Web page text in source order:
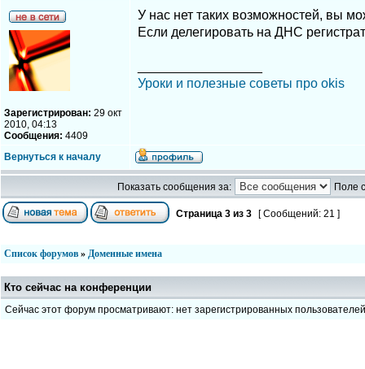
Зарегистрирован: 29 окт
2010, 04:13
Сообщения: 4409
У нас нет таких возможностей, вы
Если делегировать на ДНС
Уроки и полезные советы про okis
Вернуться к началу
Показать сообщения за: Поле
Страница 3 из 3 [ Сообщений: 21 ]
Список форумов » Доменные имена
Кто сейчас на конференции
Сейчас этот форум просматривают: нет зарегистрированных пользователей